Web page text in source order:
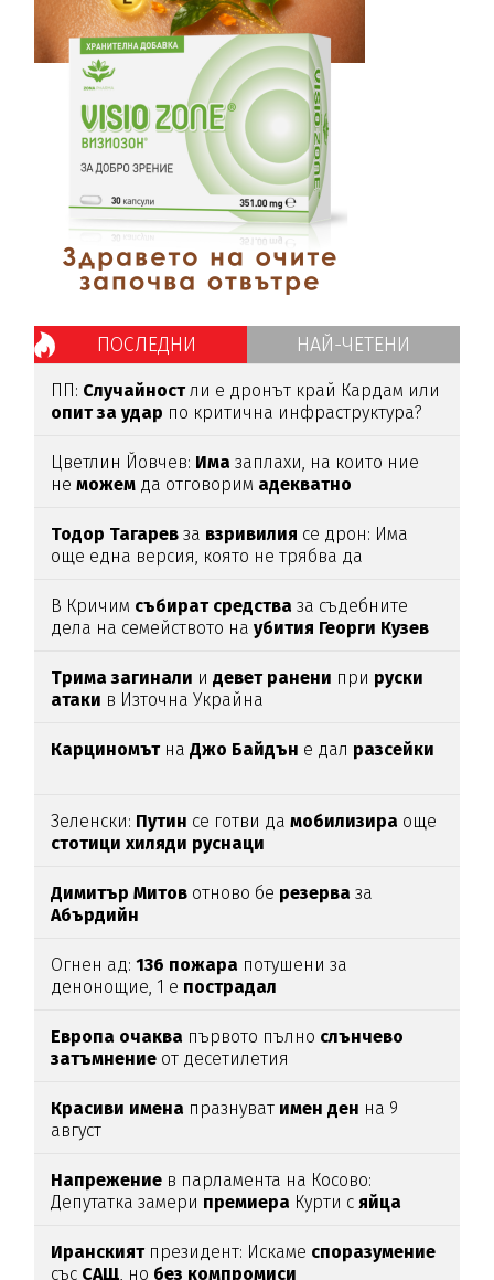
ПОСЛЕДНИ НАЙ-ЧЕТЕНИ
ПП: Случайностли е дронът край Кардам или
опит за удар по критична инфраструктура?
Цветлин Йовчев: Има заплахи, на които ние
неможем да отговорим адекватно
Тодор Тагарев за взривилия се дрон: Има
още една версия, която не трябва да
В Кричим събират средства за съдебните
дела на семейството наубития Георги Кузев
Трима загинали идевет ранени при руски
атаки в Източна Украйна
КарциномътнаДжо Байдън е дал разсейки
Зеленски: Путин се готви дамобилизира още
стотици хиляди руснаци
Димитър Митов отново бе резерва за
Абърдийн
Огнен ад:136 пожара потушени за
денонощие, 1 е пострадал
Европа очаква първото пълно слънчево
затъмнение от десетилетия
Красиви имена празнуват имен ден на 9
август
Напрежение в парламента на Косово:
Депутатка замери премиера Курти сяйца
Иранскиятпрезидент: Искаме споразумение
със САЩ, но без компромиси